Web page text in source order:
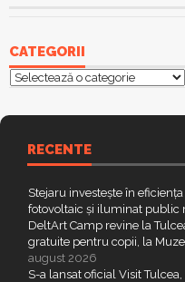
CATEGORII
Categorii
RECENTE
Stejaru investește în
fotovoltaic și iluminat public
DeltArt Camp revine la
gratuite pentru copii, la
august 2026
S-a lansat oficial Visit